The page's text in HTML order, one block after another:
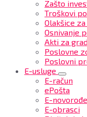
Zašto
Troškovi
Olakšice
Osnivanje
Akti za
Poslovne
Poslovni
E-usluge
E-račun
ePošta
E-
E-obrasci